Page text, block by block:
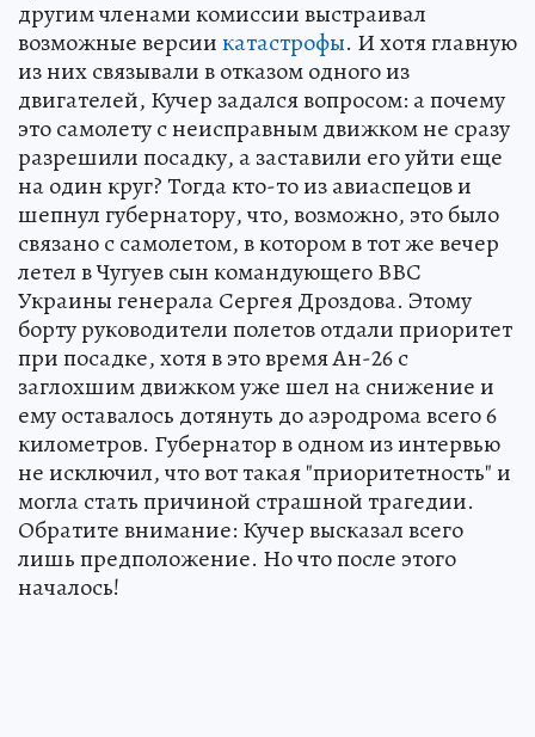
другим членами комиссии выстраивал
возможные версиикатастрофы. И хотя главную
из них связывали в отказом одного из
двигателей, Кучер задался вопросом: а почему
это самолету с неисправным движком не сразу
разрешили посадку, а заставили его уйти еще
на один круг? Тогда кто-то из авиаспецов и
шепнул губернатору, что, возможно, это было
связано с самолетом, в котором в тот же вечер
летел в Чугуев сын командующего ВВС
Украины генерала Сергея Дроздова. Этому
борту руководители полетов отдали приоритет
при посадке, хотя в это время Ан-26 с
заглохшим движком уже шел на снижение и
ему оставалось дотянуть до аэродрома всего 6
километров. Губернатор в одном из интервью
не исключил, что вот такая "приоритетность" и
могла стать причиной страшной трагедии.
Обратите внимание: Кучер высказал всего
лишь предположение. Но что после этого
началось!